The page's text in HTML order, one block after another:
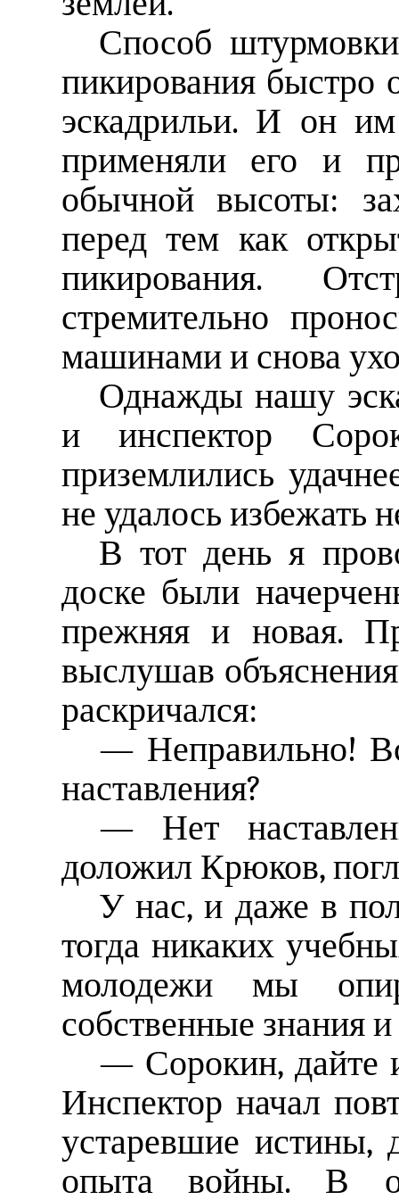
Способ
пикирования быстро
эскадрильи. И он
применяли его и
обычной высоты:
перед тем как
пикирования.
стремительно
машинами и снова
Однажды нашу
и инспектор
приземлились
не удалось избежать
В тот день я
доске были
прежняя и новая.
выслушав
раскричался:
— Неправильно!
наставления?
— Нет
доложил Крюков,
У нас, и даже в
тогда никаких
молодежи мы
собственные знания
— Сорокин, дайте
Инспектор начал
устаревшие истины,
опыта войны. В